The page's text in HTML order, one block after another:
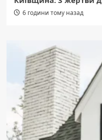
6 години тому назад